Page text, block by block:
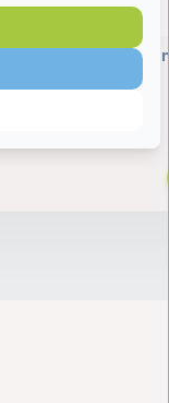
Curaprox CS 1009